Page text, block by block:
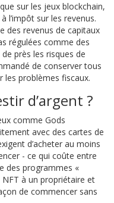
sur les jeux blockchain,
l’impôt sur les revenus.
des revenus de capitaux
régulées comme des
près les risques de
de conserver tous
les problèmes fiscaux.
d’argent ?
comme Gods
avec des cartes de
d’acheter au moins
- ce qui coûte entre
des programmes «
à un propriétaire et
de commencer sans